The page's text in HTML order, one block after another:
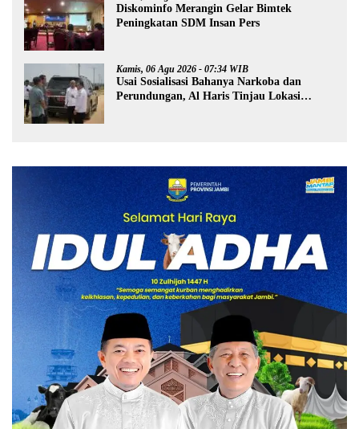
Diskominfo Merangin Gelar Bimtek
Peningkatan SDM Insan Pers
Kamis, 06 Agu 2026 - 07:34 WIB
Usai Sosialisasi Bahanya Narkoba dan
Perundungan, Al Haris Tinjau Lokasi